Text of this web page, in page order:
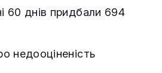
60 днів придбали 694
недооціненість